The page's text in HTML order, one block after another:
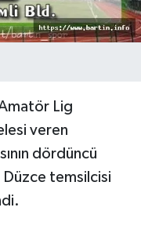
Lig
veren
dördüncü
Düzce temsilcisi